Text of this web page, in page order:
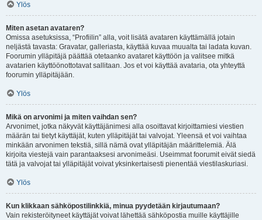
Ylös
Miten asetan avataren?
Omissa asetuksissa, “Profiilin” alla, voit lisätä avataren käyttämällä jotain
neljästä tavasta: Gravatar, galleriasta, käyttää kuvaa muualta tai ladata kuvan.
Foorumin ylläpitäjä päättää otetaanko avataret käyttöön ja valitsee mitkä
avatarien käyttöönottotavat sallitaan. Jos et voi käyttää avataria, ota yhteyttä
foorumin ylläpitäjään.
Ylös
Mikä on arvonimi ja miten vaihdan sen?
Arvonimet, jotka näkyvät käyttäjänimesi alla osoittavat kirjoittamiesi viestien
määrän tai tietyt käyttäjät, kuten ylläpitäjät tai valvojat. Yleensä et voi vaihtaa
minkään arvonimen tekstiä, sillä nämä ovat ylläpitäjän määrittelemiä. Älä
kirjoita viestejä vain parantaaksesi arvonimeäsi. Useimmat foorumit eivät siedä
tätä ja valvojat tai ylläpitäjät voivat yksinkertaisesti pienentää viestilaskuriasi.
Ylös
Kun klikkaan sähköpostilinkkiä, minua pyydetään kirjautumaan?
Vain rekisteröityneet käyttäjät voivat lähettää sähköpostia muille käyttäjille